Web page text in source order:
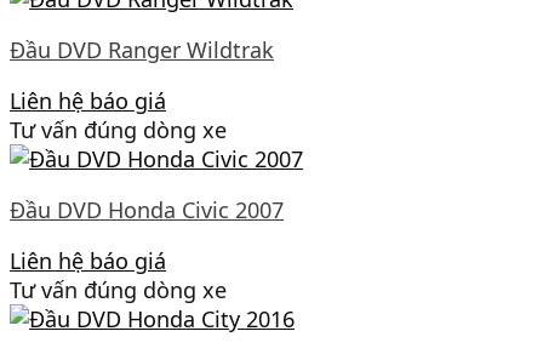
Đầu DVD Ranger Wildtrak
Liên hệ báo giá
Tư vấn đúng dòng xe
Đầu DVD Honda Civic 2007
Liên hệ báo giá
Tư vấn đúng dòng xe